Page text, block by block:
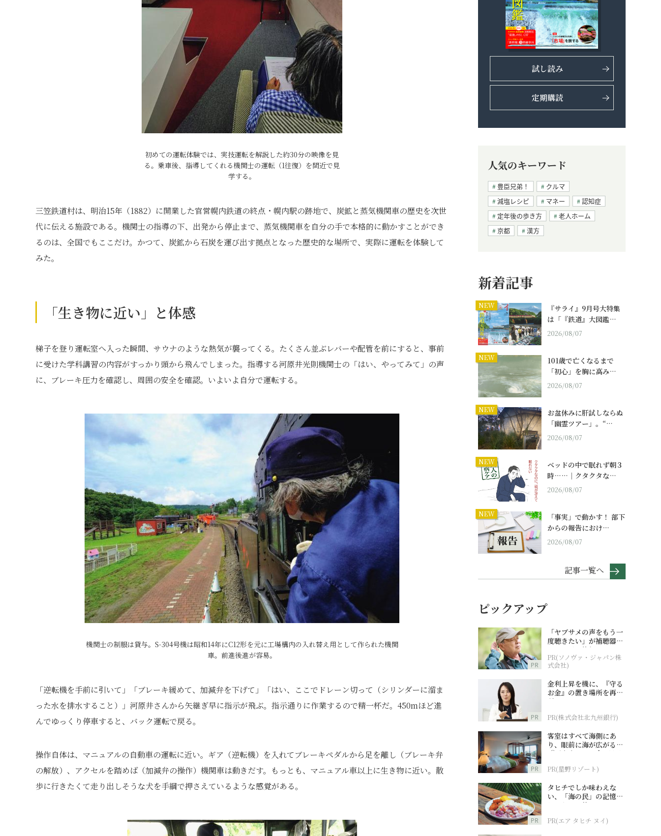
初めての運転体験では、実技運転を解説した約30分の映像を見
る。乗車後、指導してくれる機関士の運転（1往復）を間近で見
学する。
三笠鉄道村は、明治15年（1882）に開業した官営幌内鉄道の終点・幌内駅の跡地で、炭鉱と蒸気機関車の歴史を次世
代に伝える施設である。機関士の指導の下、出発から停止まで、蒸気機関車を自分の手で本格的に動かすことができ
るのは、全国でもここだけ。かつて、炭鉱から石炭を運び出す拠点となった歴史的な場所で、実際に運転を体験して
みた。
「生き物に近い」と体感
梯子を登り運転室へ入った瞬間、サウナのような熱気が襲ってくる。たくさん並ぶレバーや配管を前にすると、事前
に受けた学科講習の内容がすっかり頭から飛んでしまった。指導する河原井光則機関士の「はい、やってみて」の声
に、ブレーキ圧力を確認し、周囲の安全を確認。いよいよ自分で運転する。
機関士の制服は貸与。S-304号機は昭和14年にC12形を元に工場構内の入れ替え用として作られた機関
車。前進後進が容易。
「逆転機を手前に引いて」「ブレーキ緩めて、加減弁を下げて」「はい、ここでドレーン切って（シリンダーに溜ま
った水を排水すること）」河原井さんから矢継ぎ早に指示が飛ぶ。指示通りに作業するので精一杯だ。450mほど進
んでゆっくり停車すると、バック運転で戻る。
操作自体は、マニュアルの自動車の運転に近い。ギア（逆転機）を入れてブレーキペダルから足を離し（ブレーキ弁
の解放）、アクセルを踏めば（加減弁の操作）機関車は動きだす。もっとも、マニュアル車以上に生き物に近い。散
歩に行きたくて走り出しそうな犬を手綱で押さえているような感覚がある。
試し読み
定期購読
人気のキーワード
豊臣兄弟！
クルマ
減塩レシピ
マネー
認知症
定年後の歩き方
老人ホーム
京都
漢方
新着記事
NEW
『サライ』9月号大特集
は「『鉄道』大図鑑…
2026/08/07
NEW
101歳で亡くなるまで
「初心」を胸に高み…
2026/08/07
NEW
お盆休みに肝試しならぬ
「幽霊ツアー」。“…
2026/08/07
NEW
ベッドの中で眠れず朝３
時……｜クタクタな…
2026/08/07
NEW
「事実」で動かす！ 部下
からの報告におけ…
2026/08/07
記事一覧へ
ピックアップ
PR
「ヤブサメの声をもう一
度聴きたい」が補聴器チ
ャレンジの後押しに
PR(ソノヴァ・ジャパン株
式会社)
PR
金利上昇を機に、『守る
お金』の置き場所を再検
討
PR(株式会社北九州銀行)
PR
客室はすべて海側にあ
り、眼前に海が広がる
『西表島ホテル by 星野
PR(星野リゾート)
PR
タヒチでしか味わえな
い、「海の民」の記憶へ
とつながる旅
PR(エア タヒチ ヌイ)